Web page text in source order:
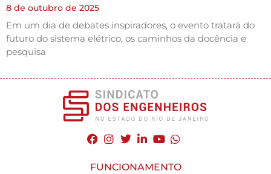
8 de outubro de 2025
Em um dia de debates inspiradores, o evento tratará do
futuro do sistema elétrico, os caminhos da docência e
pesquisa
FUNCIONAMENTO